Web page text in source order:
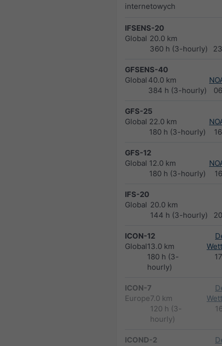
internetowych
IFSENS-20
Global 20.0 km
360 h (3-hourly)
GFSENS-40
Global 40.0 km
384 h (3-hourly)
GFS-25
Global 22.0 km
180 h (3-hourly)
GFS-12
Global 12.0 km
180 h (3-hourly)
IFS-20
Global 20.0 km
144 h (3-hourly)
ICON-12
Global13.0 km
180 h (3-
hourly)
ICON-7
Europe7.0 km
120 h (3-
hourly)
ICOND-2